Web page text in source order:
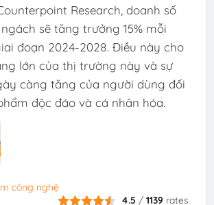
Research, doanh số
sẽ tăng trưởng 15% mỗi
đoạn 2024-2028. Điều này cho
lớn của thị trường này và sự
càng tăng của người dùng đối
độc đáo và cá nhân hóa.
công nghệ
4.5 /1139 rates